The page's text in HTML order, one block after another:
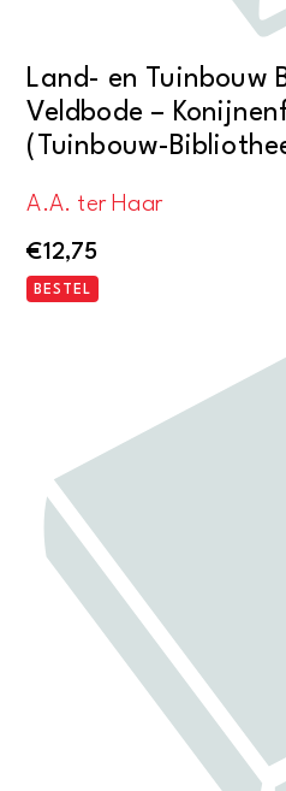
Land- en Tuinbouw
Veldbode –
(Tuinbouw-
A.A. ter Haar
€12,75
BESTEL